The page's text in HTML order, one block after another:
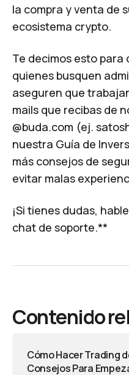
la compra y venta de
ecosistema crypto.
Te decimos esto
quienes busquen
aseguren que
mails que recibas de
@buda.com (ej.
nuestra Guía de
más consejos de
evitar malas
¡Si tienes dudas,
chat de soporte.**
Contenido
Cómo Hacer Trading
Consejos Para